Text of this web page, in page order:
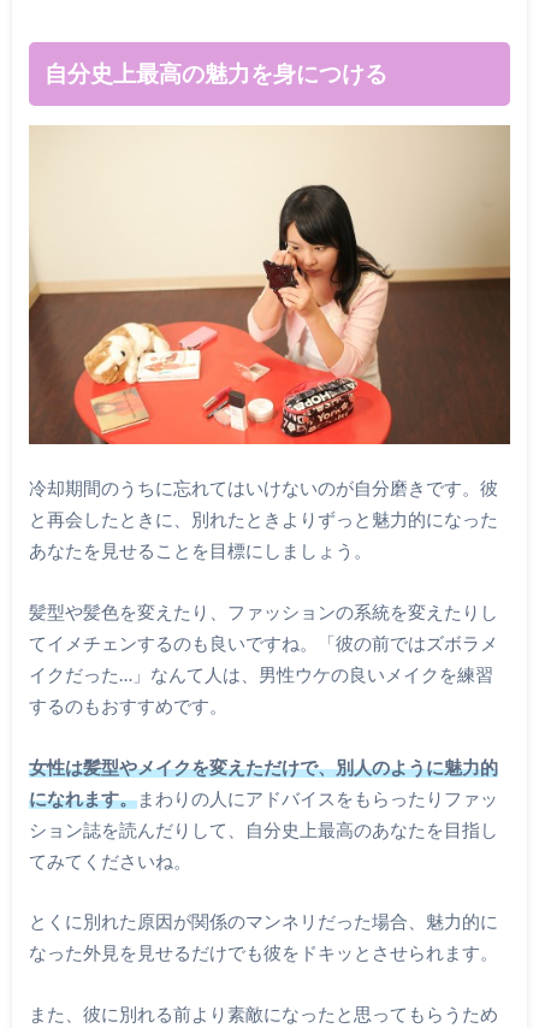
自分史上最高の魅力を身につける
冷却期間のうちに忘れてはいけないのが自分磨きです。彼
と再会したときに、別れたときよりずっと魅力的になった
あなたを見せることを目標にしましょう。
髪型や髪色を変えたり、ファッションの系統を変えたりし
てイメチェンするのも良いですね。「彼の前ではズボラメ
イクだった…」なんて人は、男性ウケの良いメイクを練習
するのもおすすめです。
女性は髪型やメイクを変えただけで、別人のように魅力的
になれます。まわりの人にアドバイスをもらったりファッ
ション誌を読んだりして、自分史上最高のあなたを目指し
てみてくださいね。
とくに別れた原因が関係のマンネリだった場合、魅力的に
なった外見を見せるだけでも彼をドキッとさせられます。
また、彼に別れる前より素敵になったと思ってもらうため